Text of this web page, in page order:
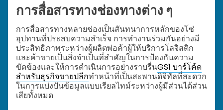
การสื่อสารทางช่องทางต่าง ๆ
การสื่อสารทางหลายช่องเป็นสันทนาการหลักของโซ่
อุปทานที่ประสบความสำเร็จ การทำงานร่วมกันอย่างมี
ประสิทธิภาพระหว่างผู้ผลิตพ่อค้าผู้ให้บริการโลจิสติก
และค้าขายเป็นสิ่งจำเป็นที่สำคัญในการป้องกันความ
ขัดข้องและให้การดำเนินการอย่างราบรื่นGS1 บาร์โค้ด
สำหรับธุรกิจขายปลีกทำหน้าที่เป็นสะพานดิจิทัลที่สะดวก
ในการแบ่งปันข้อมูลแบบเรียลไทม์ระหว่างผู้มีส่วนได้ส่วน
เสียทั้งหมด